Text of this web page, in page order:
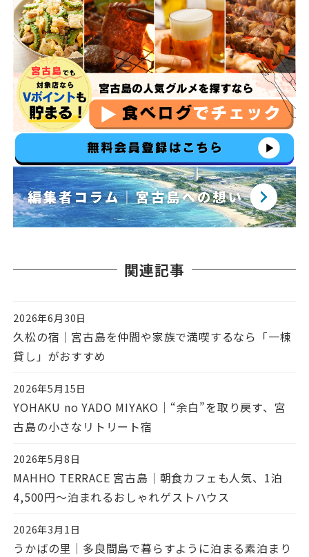
関連記事
投稿日
2026年6月30日
久松の宿｜宮古島を仲間や家族で満喫するなら「一棟
貸し」がおすすめ
投稿日
2026年5月15日
YOHAKU no YADO MIYAKO｜“余白”を取り戻す、宮
古島の小さなリトリート宿
投稿日
2026年5月8日
MAHHO TERRACE 宮古島｜朝食カフェも人気、1泊
4,500円〜泊まれるおしゃれゲストハウス
投稿日
2026年3月1日
うかばの里｜多良間島で暮らすように泊まる素泊まり